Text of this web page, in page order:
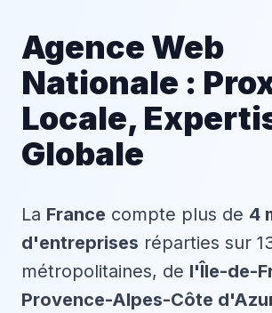
Agence Web
Nationale :
Locale,
Globale
La France compte plus de 4
d'entreprises réparties sur
métropolitaines, de l'Île-de-
Provence-Alpes-Côte